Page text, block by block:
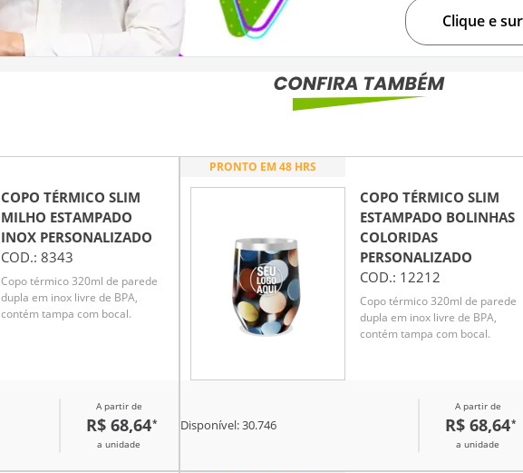
Clique e
COPO TÉRMICO SLIM
MILHO ESTAMPADO
INOX PERSONALIZADO
COD.: 8343
Copo térmico 320ml de parede
dupla em inox livre de BPA,
contém tampa com bocal.
A partir de
R$ 68,64*
a unidade
PRONTO EM 48 HRS
COPO TÉRMICO SLIM
ESTAMPADO BOLINHAS
COLORIDAS
PERSONALIZADO
COD.: 12212
Copo térmico 320ml de parede
dupla em inox livre de BPA,
contém tampa com bocal.
Disponível:30.746
A partir de
R$ 68,64*
a unidade